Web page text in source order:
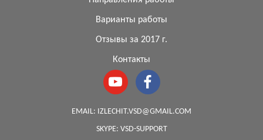
Варианты работы
Отзывы за 2017 г.
Контакты
EMAIL: IZLECHIT.VSD@GMAIL.COM
SKYPE: VSD-SUPPORT